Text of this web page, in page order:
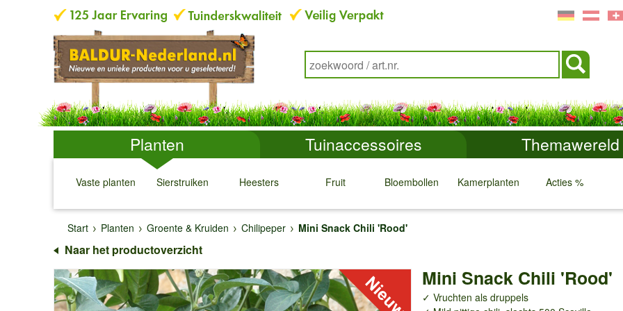
Planten Tuinaccessoires Themawereld
Vaste planten
↓
Sierstruiken
↓
Heesters
↓
Fruit
↓
Bloembollen
↓
Kamerplanten
↓
Acties %
↓ ↓
Start
Planten Groente & Kruiden Chilipeper Mini Snack Chili 'Rood'
Naar het productoverzicht
Mini Snack Chili 'Rood'
✓ Vruchten als druppels